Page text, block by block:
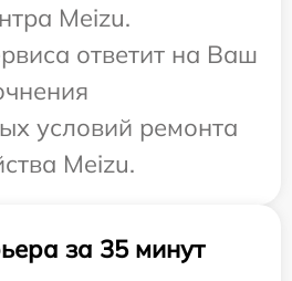
Meizu.
ответит на Ваш
условий ремонта
Meizu.
за 35 минут